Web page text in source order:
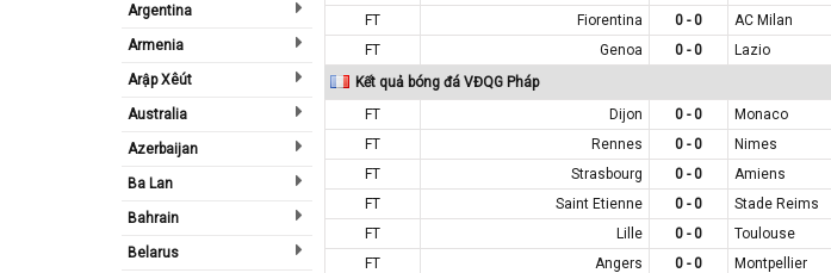
Argentina
Armenia
Arập Xêút
Australia
Azerbaijan
Ba Lan
Bahrain
Belarus
FT
Fiorentina 0 - 0 AC Milan
FT
Genoa 0 - 0 Lazio
Kết quả bóng đá VĐQG Pháp
FT
Dijon 0 - 0 Monaco
FT
Rennes 0 - 0 Nimes
FT
Strasbourg 0 - 0 Amiens
FT
Saint Etienne 0 - 0 Stade Reims
FT
Lille 0 - 0 Toulouse
FT
Angers 0 - 0 Montpellier